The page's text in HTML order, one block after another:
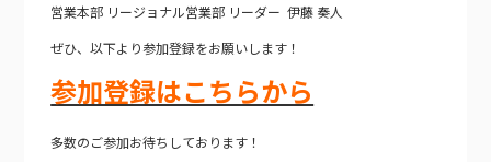
営業本部 リージョナル営業部 リーダー 伊藤 奏人
ぜひ、以下より参加登録をお願いします！
参加登録はこちらから
多数のご参加お待ちしております！